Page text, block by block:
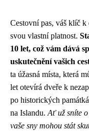
Cestovní pas, váš klíč k
svou vlastní platnost.
10 let, což vám dává
uskutečnění vašich
ta úžasná místa, která
let otevírá dveře k
po historických
na Islandu.Ať už sníte
vaše sny mohou stát